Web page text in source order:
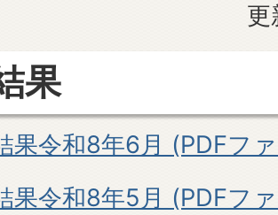
更
果
果令和8年6月 (PDFフ
果令和8年5月 (PDFフ